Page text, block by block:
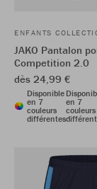
ENFANTS
JAKO Pantalon
Competition 2.0
dès 24,99 €
Disponible
en 7
couleurs
différentes
en 7
couleurs